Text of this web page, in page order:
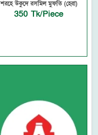
শরহে উকুদে রসমিল মুফতি (হেরা)
350 Tk/Piece